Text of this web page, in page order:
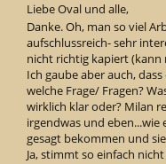
Liebe Oval und alle,
Danke. Oh, man so viel
aufschlussreich- sehr
nicht richtig kapiert (kann
Ich gaube aber auch,
welche Frage/ Fragen?
wirklich klar oder? Milan
irgendwas und eben...wie
gesagt bekommen und
Ja, stimmt so einfach